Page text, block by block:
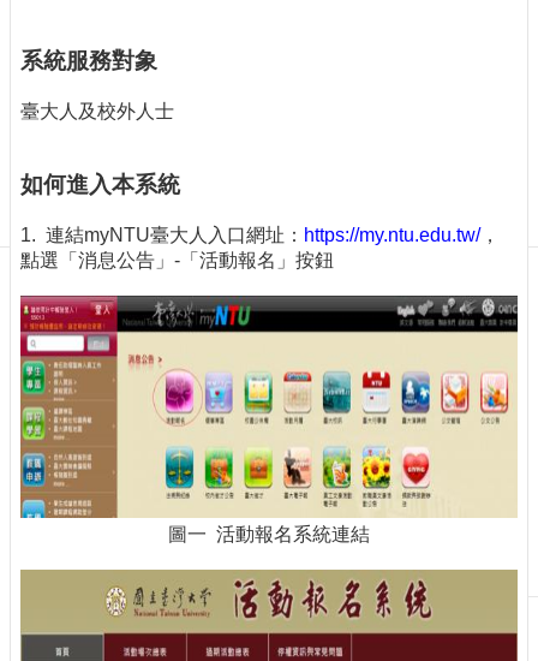
網
導
最
消
息
關
於
我
們
出
版
刊
物
務
系統服務對象
臺大人及校外人士
如何進入本系統
1. 連結myNTU臺大人入口網址： https://my.ntu.edu.tw/，
點選「消息公告」-「活動報名」按鈕
圖一 活動報名系統連結